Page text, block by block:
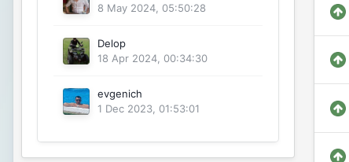
8 May 2024, 05:50:28
Delop
18 Apr 2024, 00:34:30
evgenich
1 Dec 2023, 01:53:01